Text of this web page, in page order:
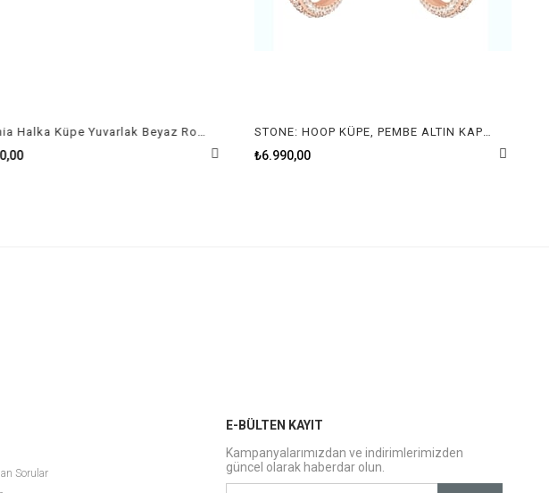
Millenia Halka Küpe Yuvarlak Beyaz Rodyum Kaplama STONE: HOOP KÜPE, PEMBE ALTIN KAPLAMA
₺6.990,00
Sorular
E-BÜLTEN KAYIT
Kampanyalarımızdan ve indirimlerimizden
güncel olarak haberdar olun.